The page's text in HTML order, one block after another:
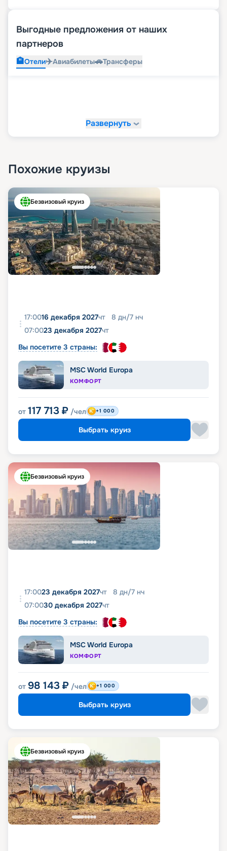
Выгодные предложения от наших
партнеров
🏨Отели✈️Авиабилеты🚗Трансферы
Развернуть
Похожие круизы
Безвизовый круиз
17:0016 декабря 2027чт 8 дн/7 нч
07:0023 декабря 2027чт
Вы посетите 3 страны:
MSC World Europa
КОМФОРТ
от 117 713 ₽ /чел +1 000
Выбрать круиз
Безвизовый круиз
17:0023 декабря 2027чт 8 дн/7 нч
07:0030 декабря 2027чт
Вы посетите 3 страны:
MSC World Europa
КОМФОРТ
от 98 143 ₽ /чел +1 000
Выбрать круиз
Безвизовый круиз